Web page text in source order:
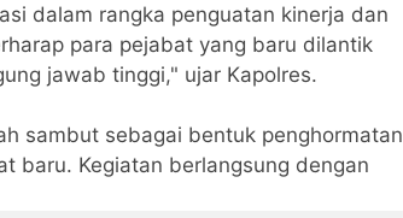
dalam rangka penguatan kinerja dan
para pejabat yang baru dilantik
jawab tinggi," ujar Kapolres.
sambut sebagai bentuk penghormatan
baru. Kegiatan berlangsung dengan